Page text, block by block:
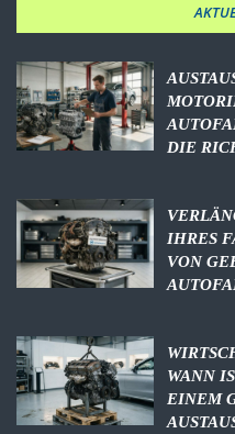
DIE
IHRES
VON
WANN
EINEM